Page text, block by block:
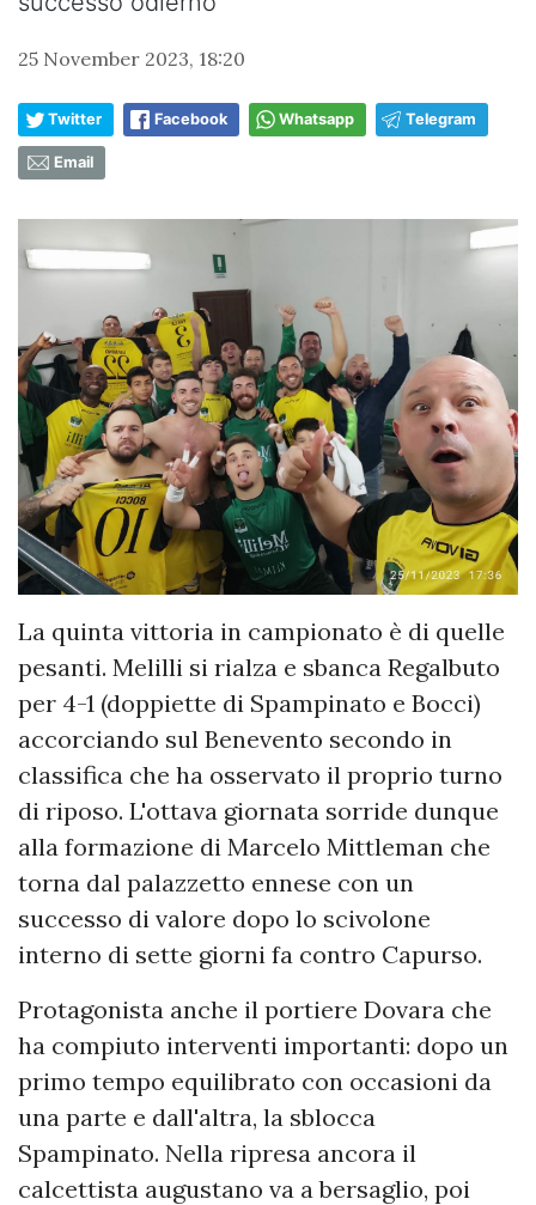
25 November 2023, 18:20
Twitter Facebook Whatsapp Telegram
Email
La quinta vittoria in campionato è di quelle
pesanti. Melilli si rialza e sbanca Regalbuto
per 4-1 (doppiette di Spampinato e Bocci)
accorciando sul Benevento secondo in
classifica che ha osservato il proprio turno
di riposo. L'ottava giornata sorride dunque
alla formazione di Marcelo Mittleman che
torna dal palazzetto ennese con un
successo di valore dopo lo scivolone
interno di sette giorni fa contro Capurso.
Protagonista anche il portiere Dovara che
ha compiuto interventi importanti: dopo un
primo tempo equilibrato con occasioni da
una parte e dall'altra, la sblocca
Spampinato. Nella ripresa ancora il
calcettista augustano va a bersaglio, poi